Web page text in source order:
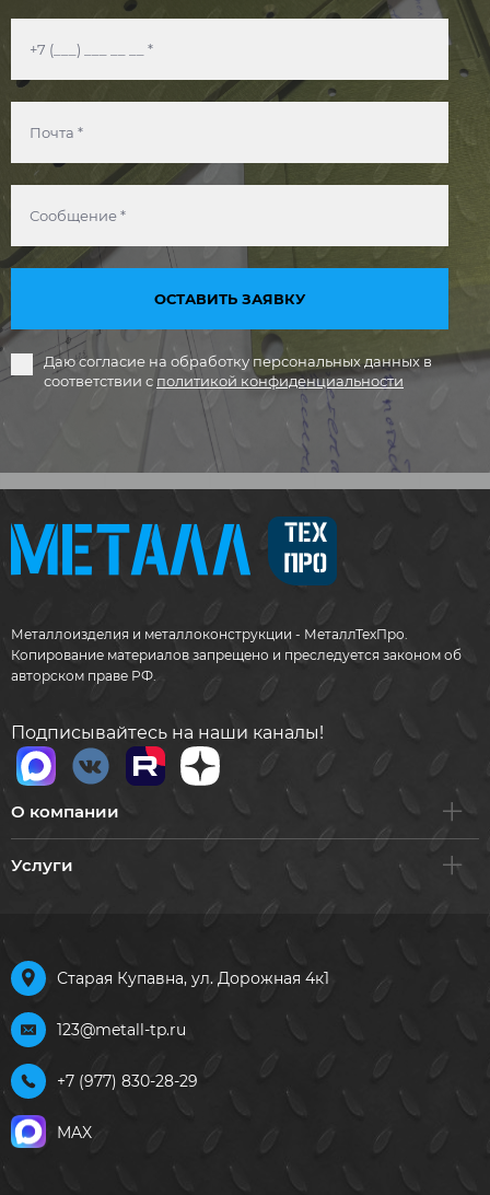
ОСТАВИТЬ ЗАЯВКУ
Даю согласие на обработку персональных данных в
соответствии с политикой конфиденциальности
Металлоизделия и металлоконструкции - МеталлТехПро.
Копирование материалов запрещено и преследуется законом об
авторском праве РФ.
Подписывайтесь на наши каналы!
О компании
Услуги
Старая Купавна, ул. Дорожная 4к1
123@metall-tp.ru
+7 (977) 830-28-29
MAX